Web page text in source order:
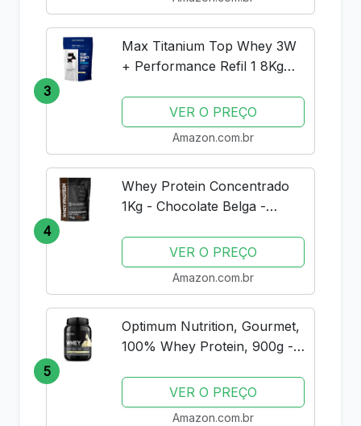
3
Max Titanium Top Whey 3W
+ Performance Refil 1 8Kg
VER O PREÇO
Amazon.com.br
4
Whey Protein Concentrado
1Kg - Chocolate Belga -
VER O PREÇO
Amazon.com.br
5
Optimum Nutrition, Gourmet,
100% Whey Protein, 900g -
VER O PREÇO
Amazon.com.br